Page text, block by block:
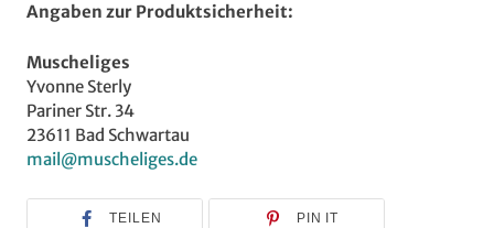
Angaben zur Produktsicherheit:
Muscheliges
Yvonne Sterly
Pariner Str. 34
23611 Bad Schwartau
mail@muscheliges.de
TEILEN PIN IT